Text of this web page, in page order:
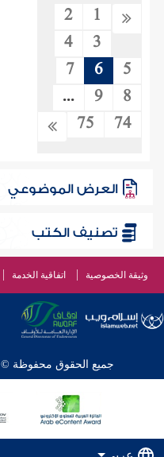
1
2
3
4
5
6
7
8
9
...
74
75
العرض الموضوعي
تصنيف الكتب
وثيقة الخصوصية اتفاقية الخدمة
جميع الحقوق محفوظة © 2026 - 1998 لشبكة إسلام ويب